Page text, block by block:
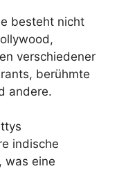
besteht nicht
verschiedener
berühmte
andere.
indische
was eine